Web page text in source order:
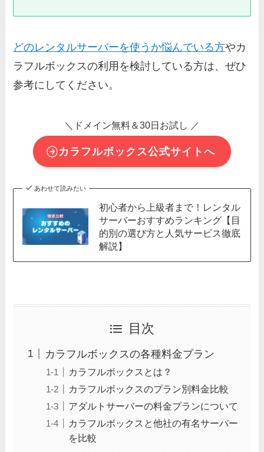
どのレンタルサーバーを使うか悩んでいる方やカ
ラフルボックスの利用を検討している方は、ぜひ
参考にしてください。
＼ドメイン無料＆30日お試し ／
カラフルボックス公式サイトへ
あわせて読みたい
初心者から上級者まで！レンタル
サーバーおすすめランキング【目
的別の選び方と人気サービス徹底
解説】
目次
カラフルボックスの各種料金プラン
カラフルボックスとは？
カラフルボックスのプラン別料金比較
アダルトサーバーの料金プランについて
カラフルボックスと他社の有名サーバー
を比較